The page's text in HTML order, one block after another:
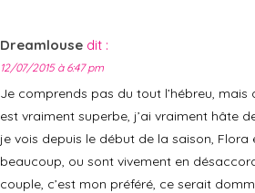
Dreamlouse dit :
12/07/2015 à 6:47 pm
Je comprends pas du tout l’hébreu, mais
est vraiment superbe, j’ai vraiment hâte
je vois depuis le début de la saison, Flora
beaucoup, ou sont vivement en
couple, c’est mon préféré, ce serait